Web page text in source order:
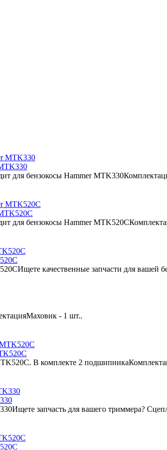
для бензокосы Hammer
для бензокосы Hammer
качественные запчасти для вашей
- 1 шт..
В комплекте 2
запчасть для вашего триммера?